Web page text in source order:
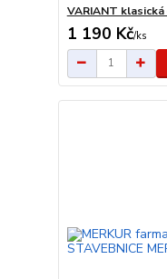
VARIANT
1 190 Kč/ks